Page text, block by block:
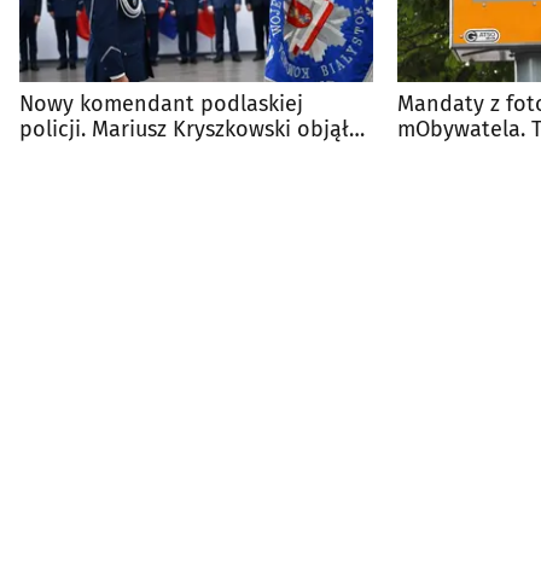
Nowy komendant podlaskiej
policji. Mariusz Kryszkowski objął
Mandaty z
mObywatela.